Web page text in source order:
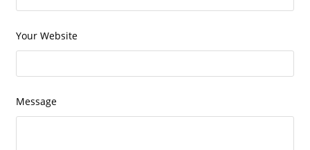
Your Website
Message